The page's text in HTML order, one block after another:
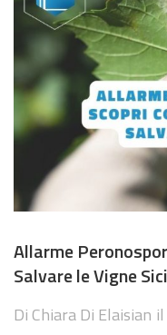
Allarme
Salvare le Vigne
Di Chiara Di Elaisian il